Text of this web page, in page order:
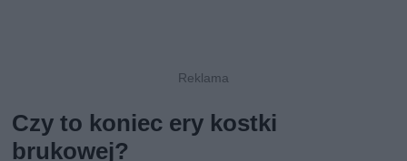
Czy to koniec ery kostki
brukowej?